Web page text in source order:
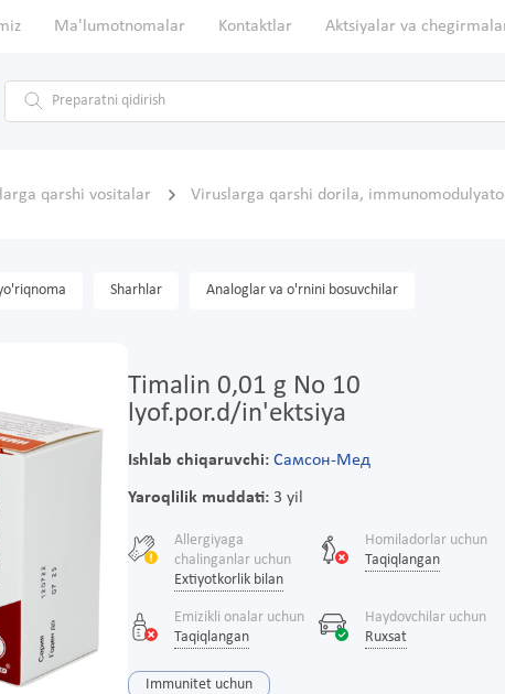
Ma'lumotnomalar Kontaktlar Aktsiyalar va
qarshi vositalar Viruslarga qarshi dorila,
Sharhlar Analoglar va o'rnini bosuvchilar
Timalin 0,01 g No 10
lyof.por.d/in'ektsiya
Ishlab chiqaruvchi: Самсон-Мед
Yaroqlilik muddati:3 yil
Allergiyaga
chalinganlar uchun
Extiyotkorlik bilan
Homiladorlar uchun
Taqiqlangan
Emizikli onalar uchun
Taqiqlangan
Haydovchilar uchun
Ruxsat
Immunitet uchun